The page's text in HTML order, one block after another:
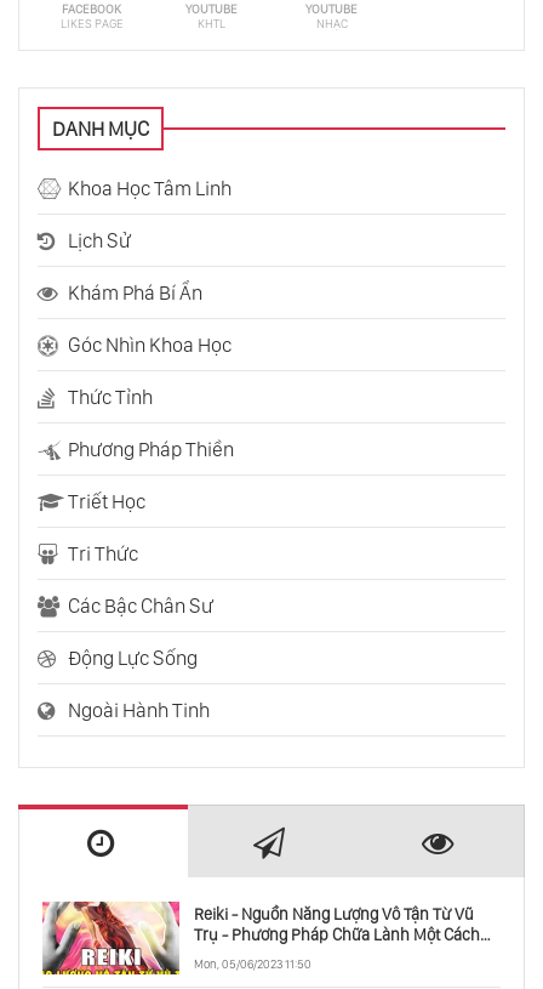
Đâu?
Bản
Vì Sao Võ Tắc Thiên Là Nữ Hoàng Tàn Bạo
Nhất Trung Quốc?
Quan Điểm Về Chiến Tranh Của Phật Giáo
Toàn Nhân Loại
FACEBOOK
LIKES PAGE
YOUTUBE
KHTL
YOUTUBE
NHẠC
DANH MỤC
Khoa Học Tâm Linh
Lịch Sử
Khám Phá Bí Ẩn
Góc Nhìn Khoa Học
Thức Tỉnh
Phương Pháp Thiền
Triết Học
Tri Thức
Các Bậc Chân Sư
Động Lực Sống
Ngoài Hành Tinh
Reiki - Nguồn Năng Lượng Vô Tận Từ Vũ
Trụ - Phương Pháp Chữa Lành Một Cách
Mon, 05/06/2023 11:50